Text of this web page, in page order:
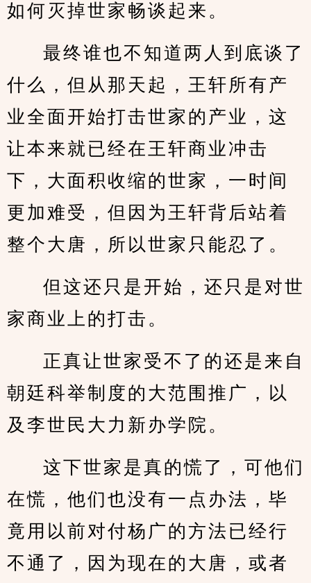
如何灭掉世家畅谈起来。
最终谁也不知道两人到底谈了
什么，但从那天起，王轩所有产
业全面开始打击世家的产业，这
让本来就已经在王轩商业冲击
下，大面积收缩的世家，一时间
更加难受，但因为王轩背后站着
整个大唐，所以世家只能忍了。
但这还只是开始，还只是对世
家商业上的打击。
正真让世家受不了的还是来自
朝廷科举制度的大范围推广，以
及李世民大力新办学院。
这下世家是真的慌了，可他们
在慌，他们也没有一点办法，毕
竟用以前对付杨广的方法已经行
不通了，因为现在的大唐，或者